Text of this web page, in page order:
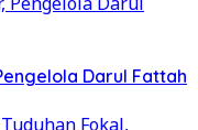
Darul Fattah